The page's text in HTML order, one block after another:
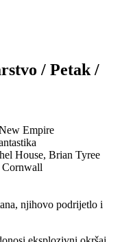
/ Petak /
Empire
House, Brian Tyree
njihovo podrijetlo i